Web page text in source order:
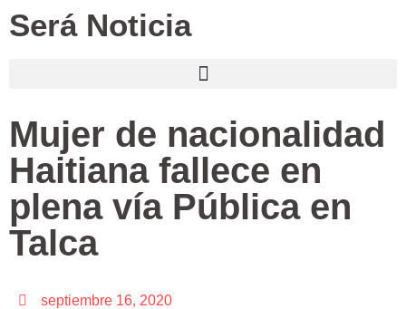
Será Noticia
Mujer de nacionalidad
Haitiana fallece en
plena vía Pública en
Talca
septiembre 16, 2020